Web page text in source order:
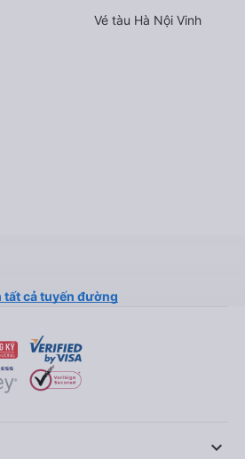
Vé tàu Hà Nội Vinh
tất cả tuyến đường
keyboard_arrow_down